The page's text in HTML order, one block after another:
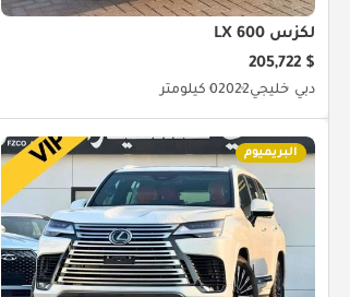
لكزس LX 600
$ 205,722
دبي خليجي20220 كيلومتر
البريميوم